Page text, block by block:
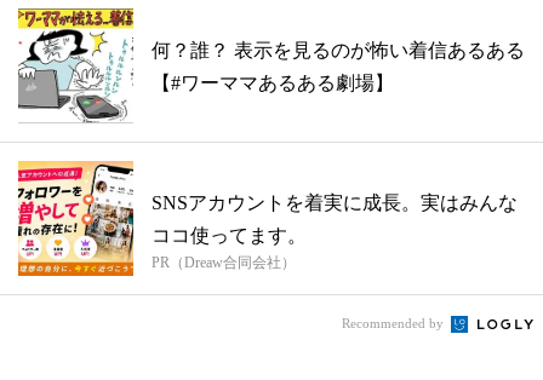
何？誰？ 表示を見るのが怖い着信あるある
【#ワーママあるある劇場】
SNSアカウントを着実に成長。実はみんな
ココ使ってます。
PR（Dreaw合同会社）
Recommended by